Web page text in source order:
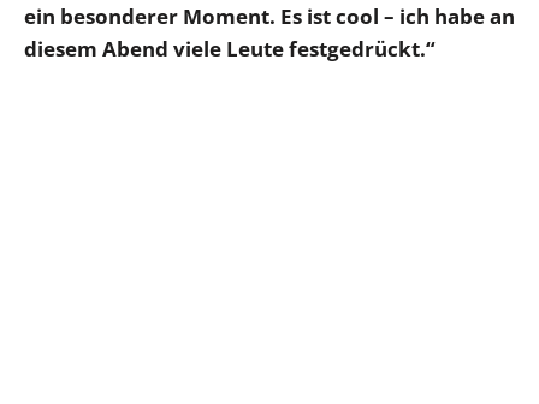
ein besonderer Moment. Es ist cool – ich habe an
diesem Abend viele Leute festgedrückt.“